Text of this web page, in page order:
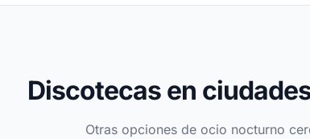
Discotecas en
Otras opciones de ocio nocturno